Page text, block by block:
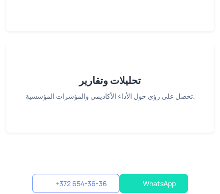
تحليلات وتقارير
تحصل على رؤى حول الأداء الأكاديمي والمؤشرات المؤسسية.
+372 654-36-36 WhatsApp